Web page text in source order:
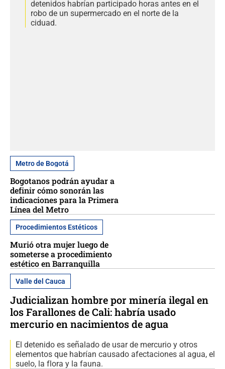
detenidos habrían participado horas antes en el
robo de un supermercado en el norte de la
ciduad.
Metro de Bogotá
Bogotanos podrán ayudar a
definir cómo sonorán las
indicaciones para la Primera
Línea del Metro
Procedimientos Estéticos
Murió otra mujer luego de
someterse a procedimiento
estético en Barranquilla
Valle del Cauca
Judicializan hombre por minería ilegal en
los Farallones de Cali: habría usado
mercurio en nacimientos de agua
El detenido es señalado de usar de mercurio y otros
elementos que habrían causado afectaciones al agua, el
suelo, la flora y la fauna.